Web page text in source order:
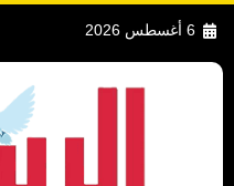
6 أغسطس 2026